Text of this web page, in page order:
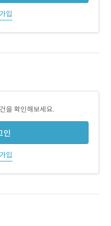
입
을 확인해보세요.
인
입